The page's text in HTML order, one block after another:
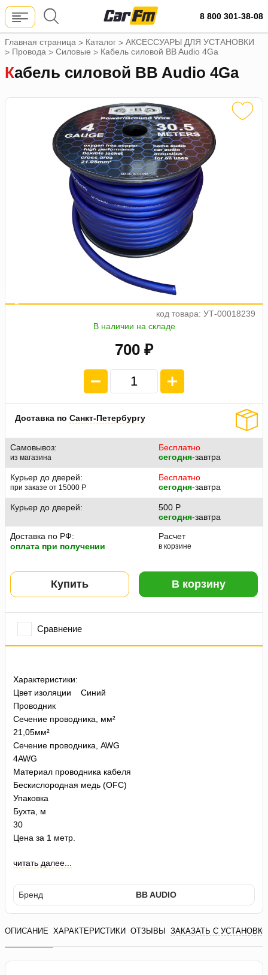
8 800 301-38-08
Главная страница > Каталог > АКСЕССУАРЫ ДЛЯ УСТАНОВКИ
> Провода > Силовые > Кабель силовой BB Audio 4Ga
Кабель силовой BB Audio 4Ga
код товара: УТ-00018239
В наличии на складе
700 ₽
а
Доставка по Санкт-Петербургу
Самовывоз:
из магазина
Бесплатно
сегодня-завтра
Курьер до дверей:
при заказе от 15000 P
Бесплатно
сегодня-завтра
Курьер до дверей: 500 P
сегодня-завтра
Доставка по РФ:
оплата при получении
Расчет
в корзине
Купить В корзину
Сравнение
Характеристики:
Цвет изоляции Синий
Проводник
Сечение проводника, мм²
21,05мм²
Сечение проводника, AWG
4AWG
Материал проводника кабеля
Бескислородная медь (OFC)
Упаковка
Бухта, м
30
Цена за 1 метр.
читать далее...
Бренд BB AUDIO
ОПИСАНИЕ ХАРАКТЕРИСТИКИ ОТЗЫВЫ ЗАКАЗАТЬ С